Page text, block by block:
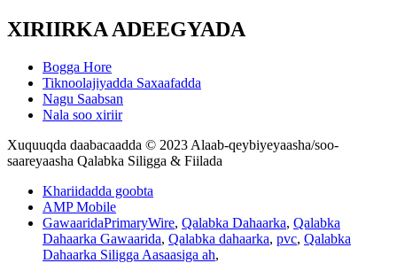
XIRIIRKA ADEEGYADA
Bogga Hore
Tiknoolajiyadda Saxaafadda
Nagu Saabsan
Nala soo xiriir
Xuquuqda daabacaadda © 2023 Alaab-qeybiyeyaasha/soo-
saareyaasha Qalabka Siligga & Fiilada
Khariidadda goobta
AMP Mobile
GawaaridaPrimaryWire, Qalabka Dahaarka, Qalabka
Dahaarka Gawaarida, Qalabka dahaarka, pvc, Qalabka
Dahaarka Siligga Aasaasiga ah,